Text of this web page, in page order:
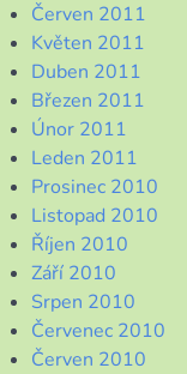
Červen 2011
Květen 2011
Duben 2011
Březen 2011
Únor 2011
Leden 2011
Prosinec 2010
Listopad 2010
Říjen 2010
Září 2010
Srpen 2010
Červenec 2010
Červen 2010